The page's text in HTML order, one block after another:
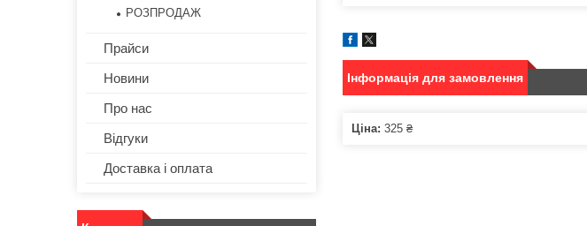
Інформація для замовлення
Ціна: 325 ₴
РОЗПРОДАЖ
Прайси
Новини
Про нас
Відгуки
Доставка і оплата